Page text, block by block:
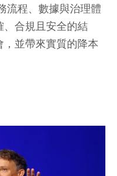
流程、數據與治理體
、合規且安全的結
並帶來實質的降本